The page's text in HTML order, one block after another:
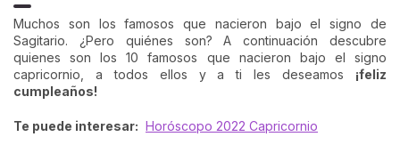
Muchos son los famosos que nacieron bajo el signo de
Sagitario. ¿Pero quiénes son? A continuación descubre
quienes son los 10 famosos que nacieron bajo el signo
capricornio, a todos ellos y a ti les deseamos ¡feliz
cumpleaños!
Te puede interesar: Horóscopo 2022 Capricornio